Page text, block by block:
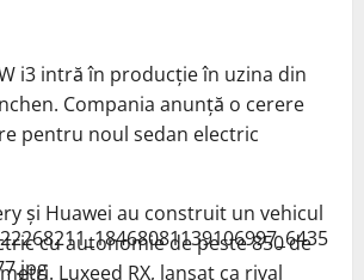
i3 intră în producție în uzina din
Compania anunță o cerere
pentru noul sedan electric
și Huawei au construit un vehicul
cu autonomie de peste 850 de
Luxeed RX, lansat ca rival